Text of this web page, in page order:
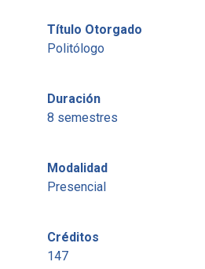
Título Otorgado
Politólogo
Duración
8 semestres
Modalidad
Presencial
Créditos
147